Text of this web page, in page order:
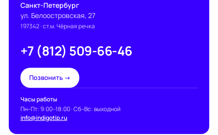
Санкт-Петербург
ул. Белоостровская, 27
197342· ст.м. Чёрная речка
+7 (812) 509-66-46
Позвонить →
Часы работы
Пн–Пт: 9:00–18:00 · Сб–Вс: выходной
info@indigotip.ru